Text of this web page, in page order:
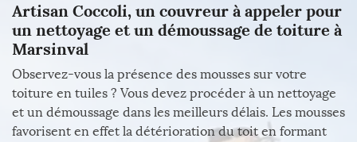
Artisan Coccoli, un couvreur à appeler pour
un nettoyage et un démoussage de toiture à
Marsinval
Observez-vous la présence des mousses sur votre
toiture en tuiles ? Vous devez procéder à un nettoyage
et un démoussage dans les meilleurs délais. Les mousses
favorisent en effet la détérioration du toit en formant